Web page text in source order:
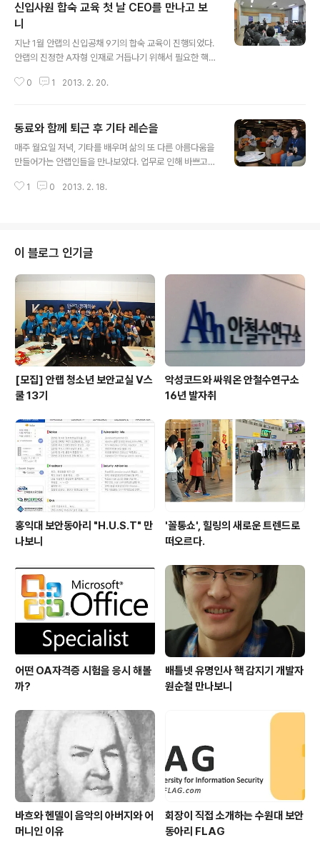
신입사원 합숙 교육 첫 날 CEO를 만나고 보
니
지난 1월 안랩의 신입공채 9기의 합숙 교육이 진행되었다.
안랩의 진정한 A자형 인재로 거듭나기 위해서 필요한 핵심
그 어느 교육보다 혹독했다고 한다. A자형 인재가 되기 위
등 알판 강연이 이어졌다. 그 내용을 듣고 신입사원이 작성
한 강연 후기를 사진과 함께 게재한다. 어느 곳에서, 어떤
사람들을 만나고, 어떤 일들이 펼쳐질까요?최종 합격소식
큼 충분한 휴식기간이 지났습니다. 그동안 몸에 익었던 완
0 1 2013. 2. 20.
동료와 함께 퇴근 후 기타 레슨을
매주 월요일 저녁, 기타를 배우며 삶의 또 다른 아름다움을
만들어가는 안랩인들을 만나보았다. 업무로 인해 바쁘고
하는 것은 새로운 활력을 가져다준다. 기타 레슨은 저녁 7
식 동호회가 되었다. 기타를 통해 회사 속에서 또 다른 배움
과 재미를 만들어가는 그들의 이야기를 들어보자. 문성건
주임(융합제품개발실, 선행파트)은 2010년 5월에 입사했
로닉에서 근무했고 현재 안랩에서는 모바일 보안 관련 일
을 하고 있다. 현재의 모임은 문성건..
1 0 2013. 2. 18.
이 블로그 인기글
[모집] 안랩 청소년 보안교실 V스
쿨 13기
악성코드와 싸워온 안철수연구소
16년 발자취
홍익대 보안동아리 "H.U.S.T" 만
나보니
'꼴통쇼', 힐링의 새로운 트렌드로
떠오르다.
어떤 OA자격증 시험을 응시 해볼
까?
배틀넷 유명인사 핵 감지기 개발자
원순철 만나보니
바흐와 헨델이 음악의 아버지와 어
머니인 이유
회장이 직접 소개하는 수원대 보안
동아리 FLAG